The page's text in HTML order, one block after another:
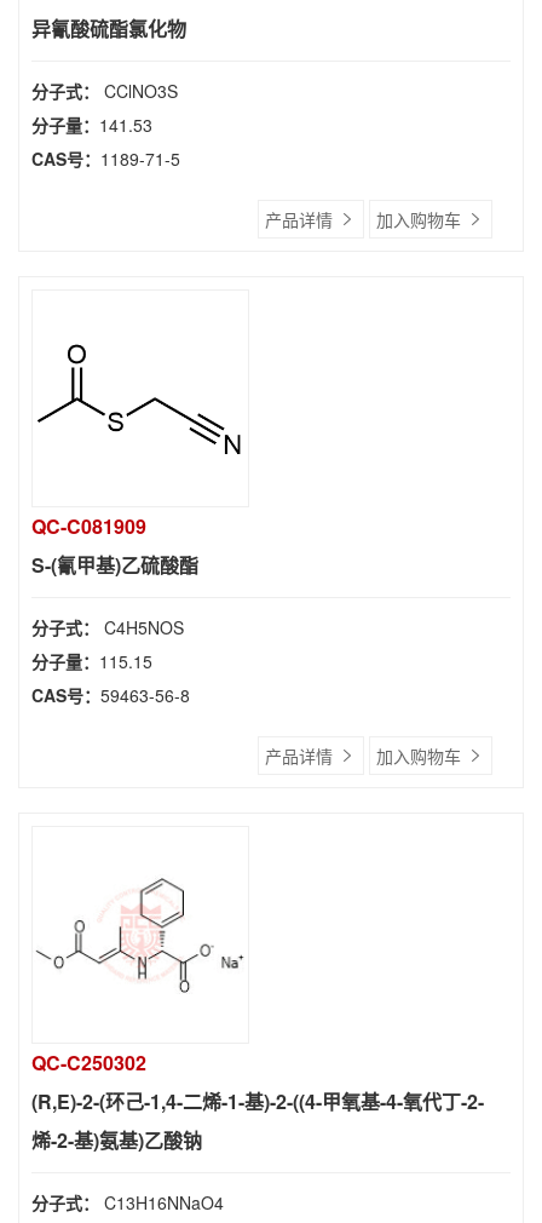
异氰酸硫酯氯化物
分子式： CClNO3S
分子量： 141.53
CAS号： 1189-71-5
产品详情 加入购物车
QC-C081909
S-(氰甲基)乙硫酸酯
分子式： C4H5NOS
分子量： 115.15
CAS号： 59463-56-8
产品详情 加入购物车
QC-C250302
(R,E)-2-(环己-1,4-二烯-1-基)-2-((4-甲氧基-4-氧代丁-2-
烯-2-基)氨基)乙酸钠
分子式： C13H16NNaO4